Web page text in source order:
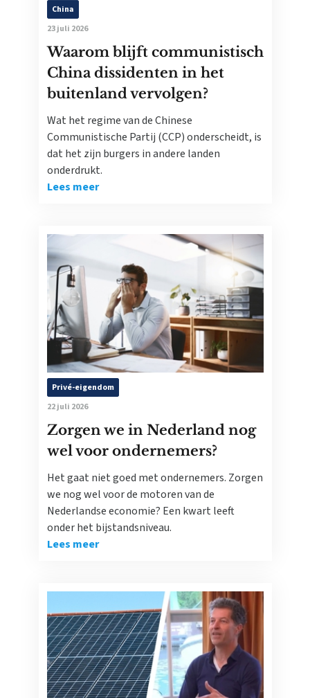
China
23 juli 2026
Waarom blijft communistisch
China dissidenten in het
buitenland vervolgen?
Wat het regime van de Chinese
Communistische Partij (CCP) onderscheidt, is
dat het zijn burgers in andere landen
onderdrukt.
Lees meer
Privé-eigendom
22 juli 2026
Zorgen we in Nederland nog
wel voor ondernemers?
Het gaat niet goed met ondernemers. Zorgen
we nog wel voor de motoren van de
Nederlandse economie? Een kwart leeft
onder het bijstandsniveau.
Lees meer